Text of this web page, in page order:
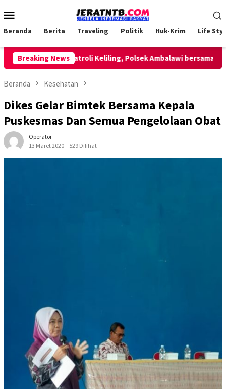
ke
Mobile
Beranda Berita Traveling Politik Huk-Krim Life
Breaking News
Lakukan Patroli Keliling, Polsek Ambalawi bersama TNI dan
Beranda Kesehatan
Dikes Gelar Bimtek Bersama Kepala
Puskesmas Dan Semua Pengelolaan Obat
Operator
13 Maret 2020
529 Dilihat